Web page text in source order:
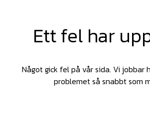
Ett fel har
Något gick fel på vår sida. Vi jobbar
problemet så snabbt som